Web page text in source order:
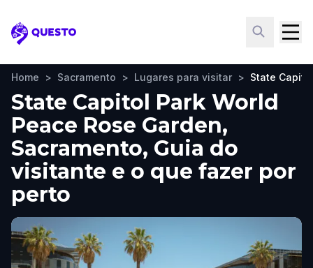
Questo
Home > Sacramento > Lugares para visitar > State
State Capitol Park World
Peace Rose Garden,
Sacramento, Guia do
visitante e o que fazer por
perto